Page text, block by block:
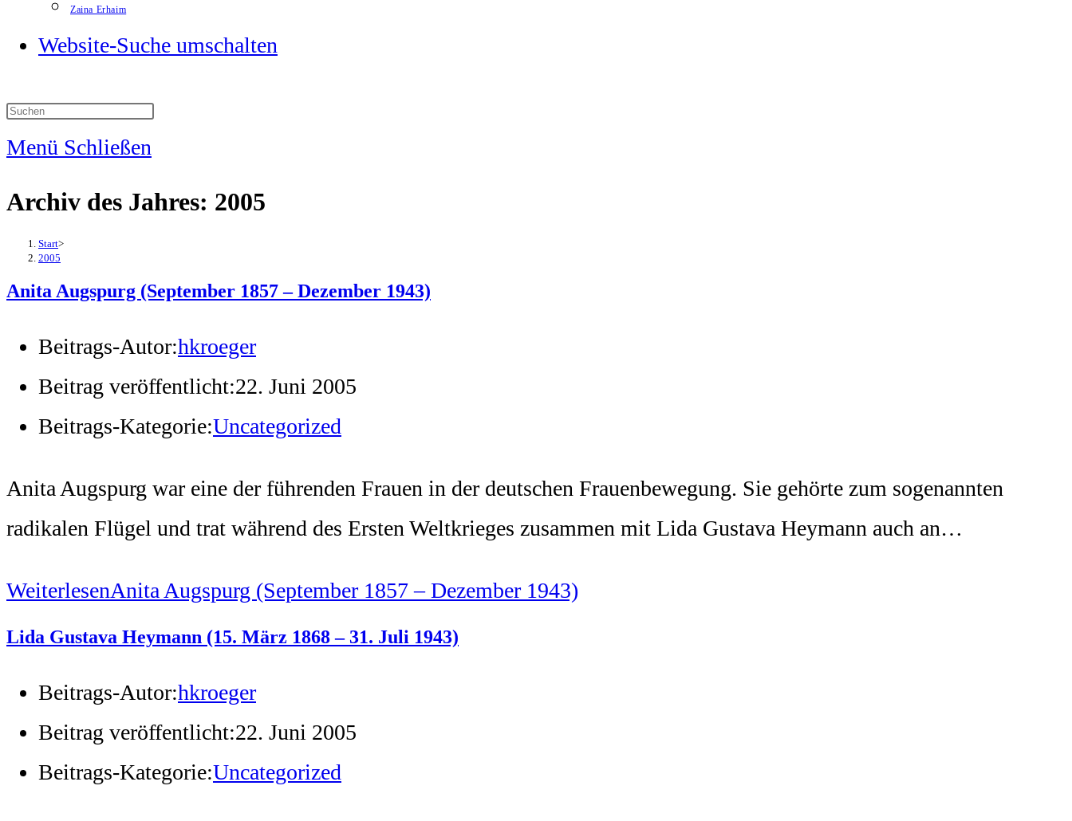
Zaina Erhaim
Website-Suche umschalten
Menü Schließen
Archiv des Jahres: 2005
Start>
2005
Anita Augspurg (September 1857 – Dezember 1943)
Beitrags-Autor:hkroeger
Beitrag veröffentlicht:22. Juni 2005
Beitrags-Kategorie:Uncategorized
Anita Augspurg war eine der führenden Frauen in der deutschen Frauenbewegung. Sie gehörte zum sogenannten
radikalen Flügel und trat während des Ersten Weltkrieges zusammen mit Lida Gustava Heymann auch an…
WeiterlesenAnita Augspurg (September 1857 – Dezember 1943)
Lida Gustava Heymann (15. März 1868 – 31. Juli 1943)
Beitrags-Autor:hkroeger
Beitrag veröffentlicht:22. Juni 2005
Beitrags-Kategorie:Uncategorized